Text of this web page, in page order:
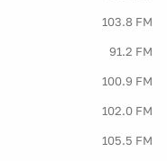
103.8 FM
91.2 FM
100.9 FM
102.0 FM
105.5 FM